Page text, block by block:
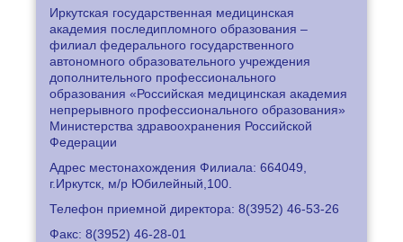
Иркутская государственная медицинская
академия последипломного образования –
филиал федерального государственного
автономного образовательного учреждения
дополнительного профессионального
образования «Российская медицинская академия
непрерывного профессионального образования»
Министерства здравоохранения Российской
Федерации
Адрес местонахождения Филиала: 664049,
г.Иркутск, м/р Юбилейный,100.
Телефон приемной директора: 8(3952) 46-53-26
Факс: 8(3952) 46-28-01